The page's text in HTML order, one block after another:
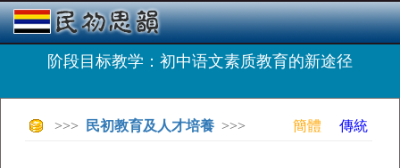
阶段目标教学：初中语文素质教育的新途径
>>> 民初教育及人才培養 >>> 簡體 傳統